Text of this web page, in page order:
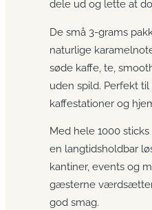
dele ud og lette at
De små 3-grams
naturlige
søde kaffe, te,
uden spild. Perfekt
kaffestationer og
Med hele 1000
en langtidsholdbar
kantiner, events og
gæsterne
god smag.